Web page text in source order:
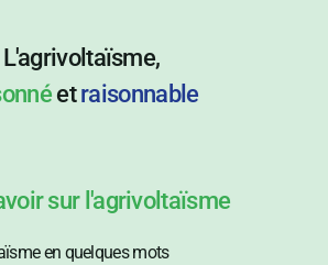
L'agrivoltaïsme,
etraisonnable
sur l'agrivoltaïsme
en quelques mots